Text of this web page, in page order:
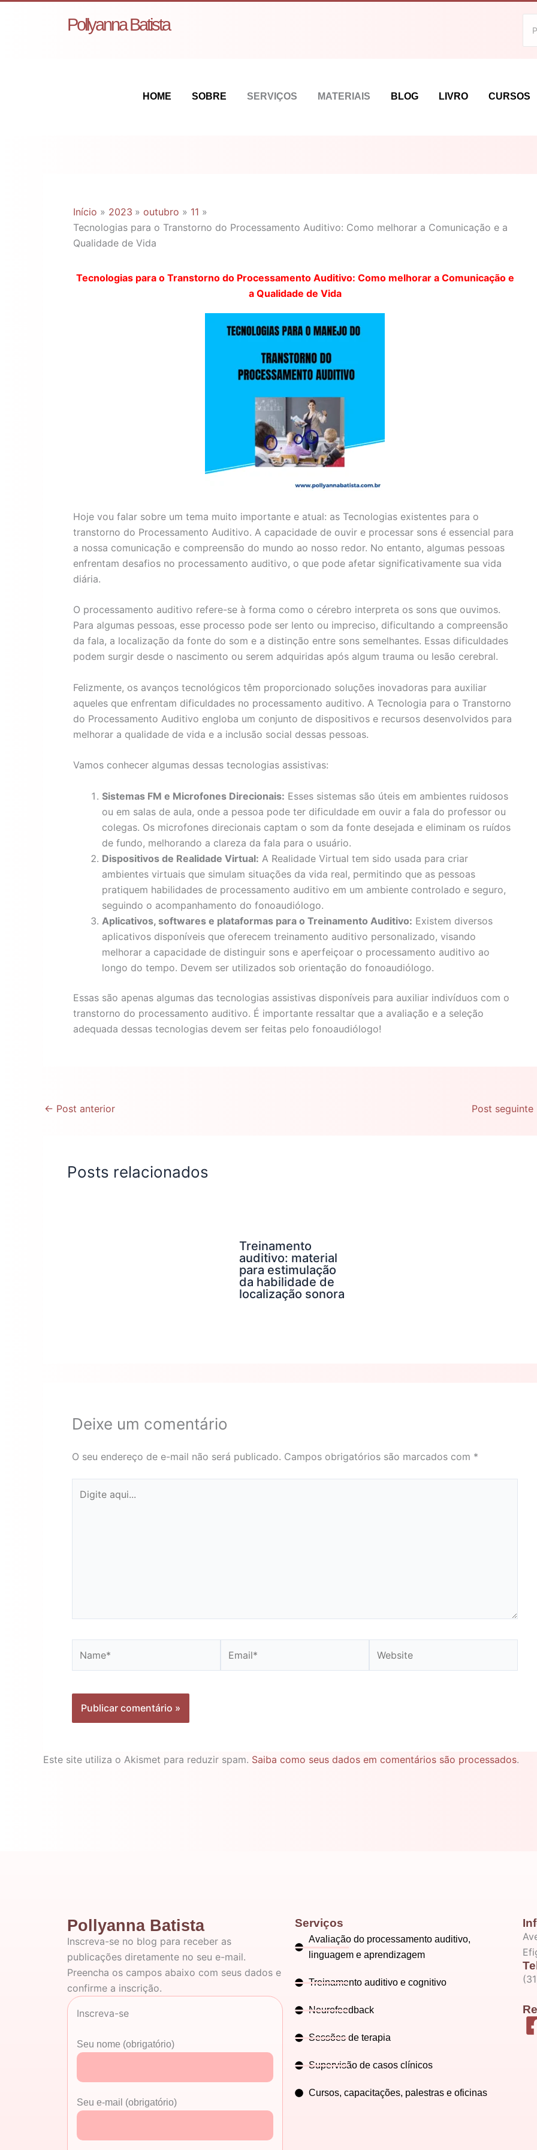
Pollyanna Batista
HOME SOBRE SERVIÇOS MATERIAIS BLOG LIVRO CURSOS
Início 2023 outubro
11
Tecnologias para o Transtorno do Processamento Auditivo: Como melhorar a Comunicação e a
Qualidade de Vida
Tecnologias para o Transtorno do Processamento Auditivo: Como melhorar a Comunicação e
a Qualidade de Vida
Hoje vou falar sobre um tema muito importante e atual: as Tecnologias existentes para o
transtorno do Processamento Auditivo. A capacidade de ouvir e processar sons é essencial para
a nossa comunicação e compreensão do mundo ao nosso redor. No entanto, algumas pessoas
enfrentam desafios no processamento auditivo, o que pode afetar significativamente sua vida
diária.
O processamento auditivo refere-se à forma como o cérebro interpreta os sons que ouvimos.
Para algumas pessoas, esse processo pode ser lento ou impreciso, dificultando a compreensão
da fala, a localização da fonte do som e a distinção entre sons semelhantes. Essas dificuldades
podem surgir desde o nascimento ou serem adquiridas após algum trauma ou lesão cerebral.
Felizmente, os avanços tecnológicos têm proporcionado soluções inovadoras para auxiliar
aqueles que enfrentam dificuldades no processamento auditivo. A Tecnologia para o Transtorno
do Processamento Auditivo engloba um conjunto de dispositivos e recursos desenvolvidos para
melhorar a qualidade de vida e a inclusão social dessas pessoas.
Vamos conhecer algumas dessas tecnologias assistivas:
Sistemas FM e Microfones Direcionais: Esses sistemas são úteis em ambientes ruidosos
ou em salas de aula, onde a pessoa pode ter dificuldade em ouvir a fala do professor ou
colegas. Os microfones direcionais captam o som da fonte desejada e eliminam os ruídos
de fundo, melhorando a clareza da fala para o usuário.
Dispositivos de Realidade Virtual: A Realidade Virtual tem sido usada para criar
ambientes virtuais que simulam situações da vida real, permitindo que as pessoas
pratiquem habilidades de processamento auditivo em um ambiente controlado e seguro,
seguindo o acompanhamento do fonoaudiólogo.
Aplicativos, softwares e plataformas para o Treinamento Auditivo: Existem diversos
aplicativos disponíveis que oferecem treinamento auditivo personalizado, visando
melhorar a capacidade de distinguir sons e aperfeiçoar o processamento auditivo ao
longo do tempo. Devem ser utilizados sob orientação do fonoaudiólogo.
Essas são apenas algumas das tecnologias assistivas disponíveis para auxiliar indivíduos com o
transtorno do processamento auditivo. É importante ressaltar que a avaliação e a seleção
adequada dessas tecnologias devem ser feitas pelo fonoaudiólogo!
← Post anterior Post seguinte
Posts relacionados
Treinamento
auditivo: material
para estimulação
da habilidade de
localização sonora
Deixe um comentário
O seu endereço de e-mail não será publicado. Campos obrigatórios são marcados com *
aqui...
Este site utiliza o Akismet para reduzir spam. Saiba como seus dados em comentários são processados.
Pollyanna Batista
Inscreva-se no blog para receber as
publicações diretamente no seu e-mail.
Preencha os campos abaixo com seus dados e
confirme a inscrição.
Inscreva-se
Seu nome (obrigatório)
Seu e-mail (obrigatório)
Serviços
Avaliação do processamento auditivo,
linguagem e aprendizagem
Treinamento auditivo e cognitivo
Neurofeedback
Sessões de terapia
Supervisão de casos clínicos
Cursos, capacitações, palestras e oficinas